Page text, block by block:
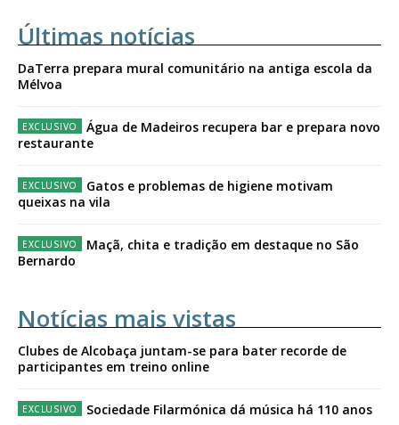
Últimas notícias
DaTerra prepara mural comunitário na antiga escola da
Mélvoa
Água de Madeiros recupera bar e prepara novo
restaurante
Gatos e problemas de higiene motivam
queixas na vila
Maçã, chita e tradição em destaque no São
Bernardo
Notícias mais vistas
Clubes de Alcobaça juntam-se para bater recorde de
participantes em treino online
Sociedade Filarmónica dá música há 110 anos